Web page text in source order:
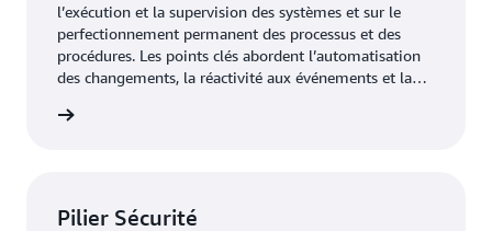
l’exécution et la supervision des systèmes et sur le
perfectionnement permanent des processus et des
procédures. Les points clés abordent l’automatisation
des changements, la réactivité aux événements et la
quotidiennes.
Pilier Sécurité